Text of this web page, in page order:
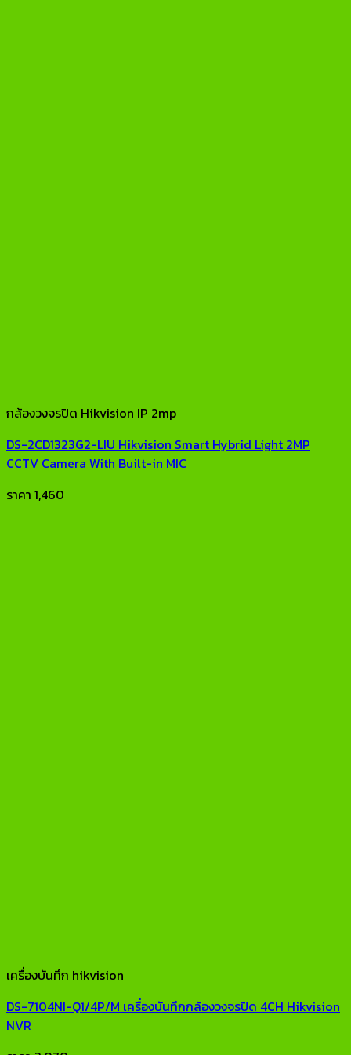
กล้องวงจรปิด Hikvision IP 2mp
DS-2CD1323G2-LIU Hikvision Smart Hybrid Light 2MP
CCTV Camera With Built-in MIC
ราคา 1,460
เครื่องบันทึก hikvision
DS-7104NI-Q1/4P/M เครื่องบันทึกกล้องวงจรปิด 4CH Hikvision
NVR